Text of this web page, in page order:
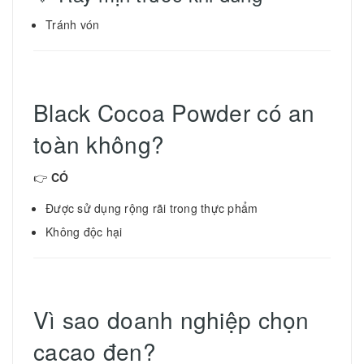
Tránh vón
Black Cocoa Powder có an
toàn không?
👉 CÓ
Được sử dụng rộng rãi trong thực phẩm
Không độc hại
Vì sao doanh nghiệp chọn
cacao đen?